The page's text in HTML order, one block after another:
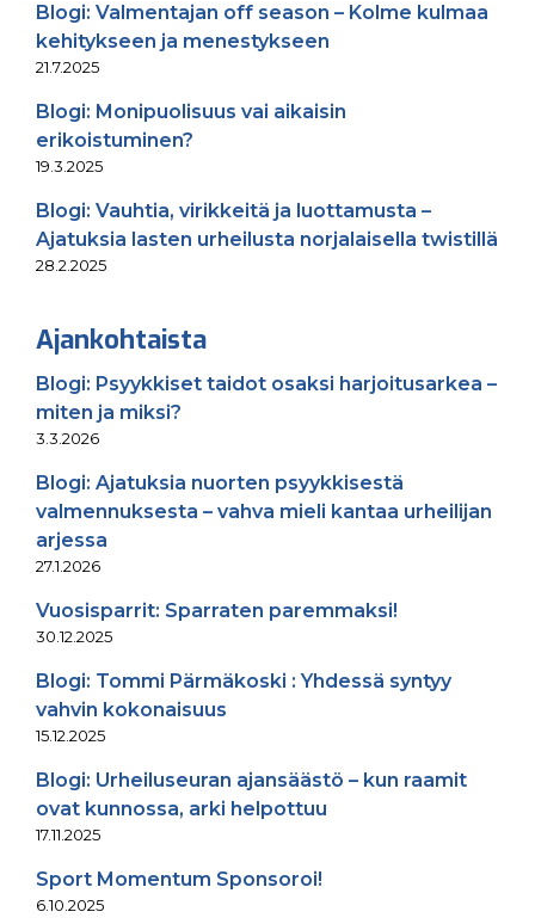
Blogi: Valmentajan off season – Kolme kulmaa
kehitykseen ja menestykseen
21.7.2025
Blogi: Monipuolisuus vai aikaisin
erikoistuminen?
19.3.2025
Blogi: Vauhtia, virikkeitä ja luottamusta –
Ajatuksia lasten urheilusta norjalaisella twistillä
28.2.2025
Ajankohtaista
Blogi: Psyykkiset taidot osaksi harjoitusarkea –
miten ja miksi?
3.3.2026
Blogi: Ajatuksia nuorten psyykkisestä
valmennuksesta – vahva mieli kantaa urheilijan
arjessa
27.1.2026
Vuosisparrit: Sparraten paremmaksi!
30.12.2025
Blogi: Tommi Pärmäkoski : Yhdessä syntyy
vahvin kokonaisuus
15.12.2025
Blogi: Urheiluseuran ajansäästö – kun raamit
ovat kunnossa, arki helpottuu
17.11.2025
Sport Momentum Sponsoroi!
6.10.2025